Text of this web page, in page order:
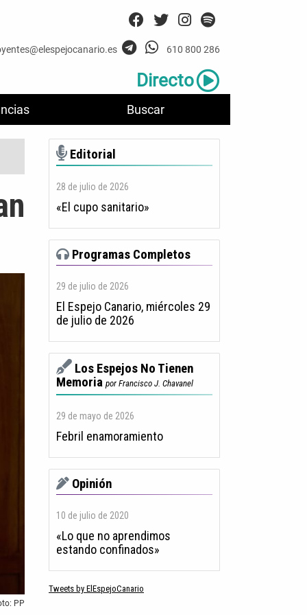
Buscar
610 800 286
Directo
PP
Editorial
28 de julio de 2026
«El cupo sanitario»
Programas Completos
29 de julio de 2026
El Espejo Canario, miércoles 29
de julio de 2026
Los Espejos No Tienen
Memoria por Francisco J. Chavanel
29 de mayo de 2026
Febril enamoramiento
Opinión
10 de julio de 2020
«Lo que no aprendimos
estando confinados»
Tweets by ElEspejoCanario